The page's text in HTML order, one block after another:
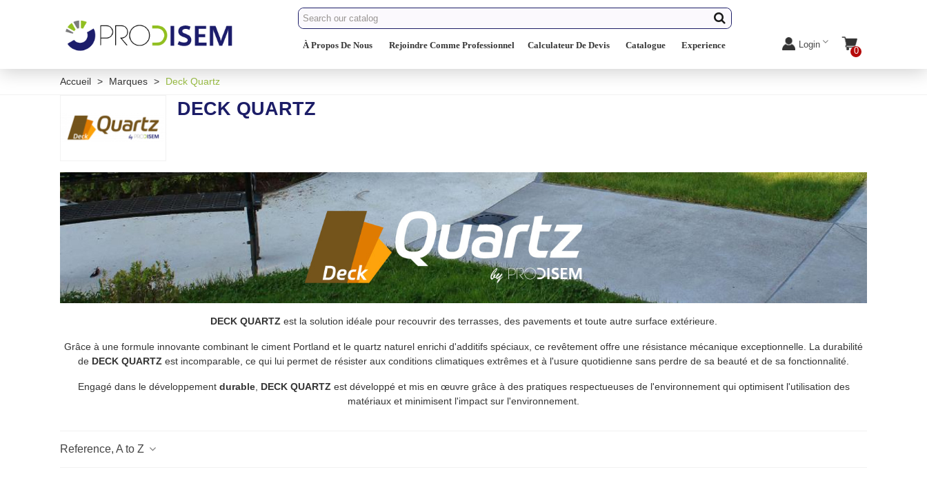
À Propos De Nous Rejoindre Comme Professionnel Calculateur De Devis Catalogue Experience Login
0
Accueil > Marques > Deck Quartz
DECK QUARTZ
DECK QUARTZ est la solution idéale pour recouvrir des terrasses, des pavements et toute autre surface extérieure.
Grâce à une formule innovante combinant le ciment Portland et le quartz naturel enrichi d'additifs spéciaux, ce revêtement offre une résistance mécanique exceptionnelle. La durabilité
de DECK QUARTZ est incomparable, ce qui lui permet de résister aux conditions climatiques extrêmes et à l'usure quotidienne sans perdre de sa beauté et de sa fonctionnalité.
Engagé dans le développementdurable, DECK QUARTZ est développé et mis en œuvre grâce à des pratiques respectueuses de l'environnement qui optimisent l'utilisation des
matériaux et minimisent l'impact sur l'environnement.
Reference, A to Z